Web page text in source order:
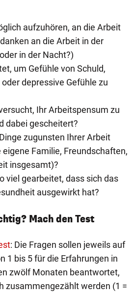
aufzuhören, an die Arbeit
an die Arbeit in der
in der Nacht?)
um Gefühle von Schuld,
depressive Gefühle zu
Ihr Arbeitspensum zu
dabei gescheitert?
zugunsten Ihrer Arbeit
Familie, Freundschaften,
insgesamt)?
viel gearbeitet, dass sich das
ausgewirkt hat?
Mach den Test
: Die Fragen sollen jeweils auf
1 bis 5 für die Erfahrungen in
zwölf Monaten beantwortet,
zusammengezählt werden (1 =